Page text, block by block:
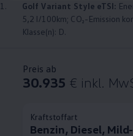
1. Golf Variant Style eTSI:
5,2 l/100km; CO₂-Emission
Klasse(n): D.
Preis ab
30.935 € inkl.
Kraftstoffart
Benzin, Diesel, Mild-